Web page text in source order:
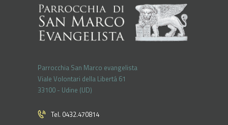
Parrocchia San Marco evangelista
Viale Volontari della Libertá 61
33100 - Udine (UD)
Tel. 0432.470814